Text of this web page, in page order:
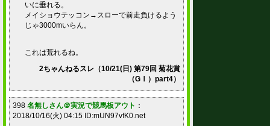
いに垂れる。
メイショウテッコン→スローで前走負けるよう
じゃ3000mいらん。
これは荒れるね。
2ちゃんねるスレ（10/21(日) 第79回 菊花賞
（GⅠ）part4）
398 名無しさん＠実況で競馬板アウト ：
2018/10/16(火) 04:15 ID:mUN97vfK0.net